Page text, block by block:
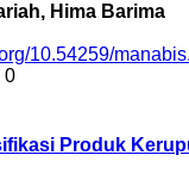
Hima Barima
10.54259/
0
Produk